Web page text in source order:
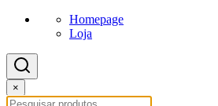
Homepage
Loja
×